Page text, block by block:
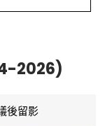
2026)
後留影